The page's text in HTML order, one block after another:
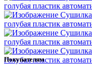
Покупателям